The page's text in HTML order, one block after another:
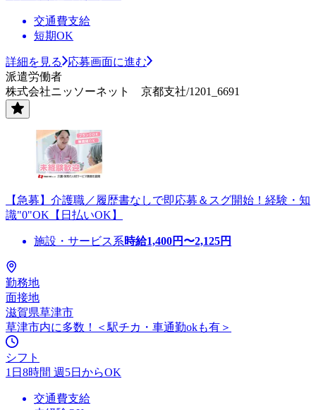
交通費支給
短期OK
詳細を見る
応募画面に進む
派遣労働者
株式会社ニッソーネット 京都支社/1201_6691
【急募】介護職／履歴書なしで即応募＆スグ開始！経験・知
識"0"OK【日払いOK】
施設・サービス系時給1,400円〜2,125円
勤務地
面接地
滋賀県草津市
草津市内に多数！＜駅チカ・車通勤okも有＞
シフト
1日8時間 週5日からOK
交通費支給